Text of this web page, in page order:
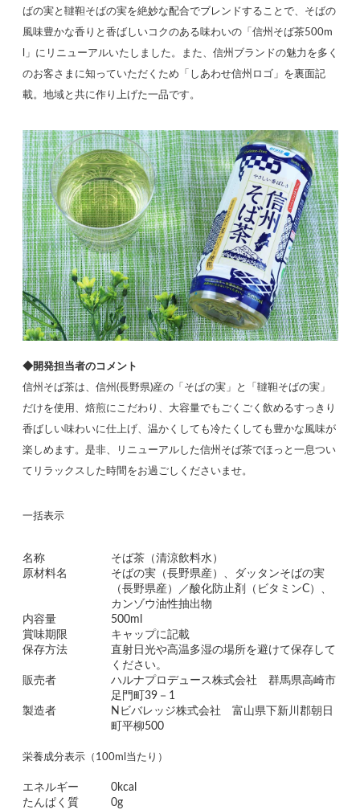
ばの実と韃靼そばの実を絶妙な配合でブレンドすることで、そばの
風味豊かな香りと香ばしいコクのある味わいの「信州そば茶500m
l」にリニューアルいたしました。また、信州ブランドの魅力を多く
のお客さまに知っていただくため「しあわせ信州ロゴ」を裏面記
載。地域と共に作り上げた一品です。
◆開発担当者のコメント
信州そば茶は、信州(長野県)産の「そばの実」と「韃靼そばの実」
だけを使用、焙煎にこだわり、大容量でもごくごく飲めるすっきり
香ばしい味わいに仕上げ、温かくしても冷たくしても豊かな風味が
楽しめます。是非、リニューアルした信州そば茶でほっと一息つい
てリラックスした時間をお過ごしくださいませ。
一括表示
名称
そば茶（清涼飲料水）
原材料名
そばの実（長野県産）、ダッタンそばの実
（長野県産）／酸化防止剤（ビタミンC）、
カンゾウ油性抽出物
内容量
500ml
賞味期限
キャップに記載
保存方法
直射日光や高温多湿の場所を避けて保存して
ください。
販売者
ハルナプロデュース株式会社 群馬県高崎市
足門町39－1
製造者
Nビバレッジ株式会社 富山県下新川郡朝日
町平柳500
栄養成分表示（100ml当たり）
エネルギー
0kcal
たんぱく質
0g